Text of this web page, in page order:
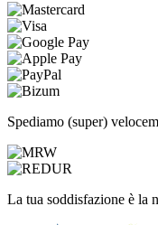
Spediamo (super)
La tua soddisfazione è la